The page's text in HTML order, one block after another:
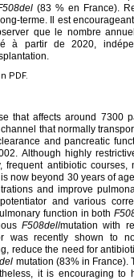
(83 % en France).
terme. Il est
que le nombre
à partir de 2020,
PDF.
that affects around 7300
that normally
and pancreatic
Although highly
frequent antibiotic
now beyond 30 years of
and improve
and various
function in both
F508del/mutation with
was recently shown to
reduce the need for
mutation (83% in France).
it is encouraging to